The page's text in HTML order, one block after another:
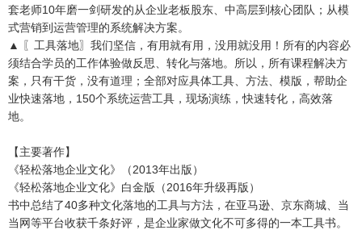
套老师10年磨一剑研发的从企业老板股东、中高层到核心团队；从模
式营销到运营管理的系统解决方案。
▲ 〖工具落地〗我们坚信，有用就有用，没用就没用！所有的内容必
须结合学员的工作体验做反思、转化与落地。所以，所有课程解决方
案，只有干货，没有道理；全部对应具体工具、方法、模版，帮助企
业快速落地，150个系统运营工具，现场演练，快速转化，高效落
地。
【主要著作】
《轻松落地企业文化》（2013年出版）
《轻松落地企业文化》白金版（2016年升级再版）
书中总结了40多种文化落地的工具与方法，在亚马逊、京东商城、当
当网等平台收获千条好评，是企业家做文化不可多得的一本工具书。